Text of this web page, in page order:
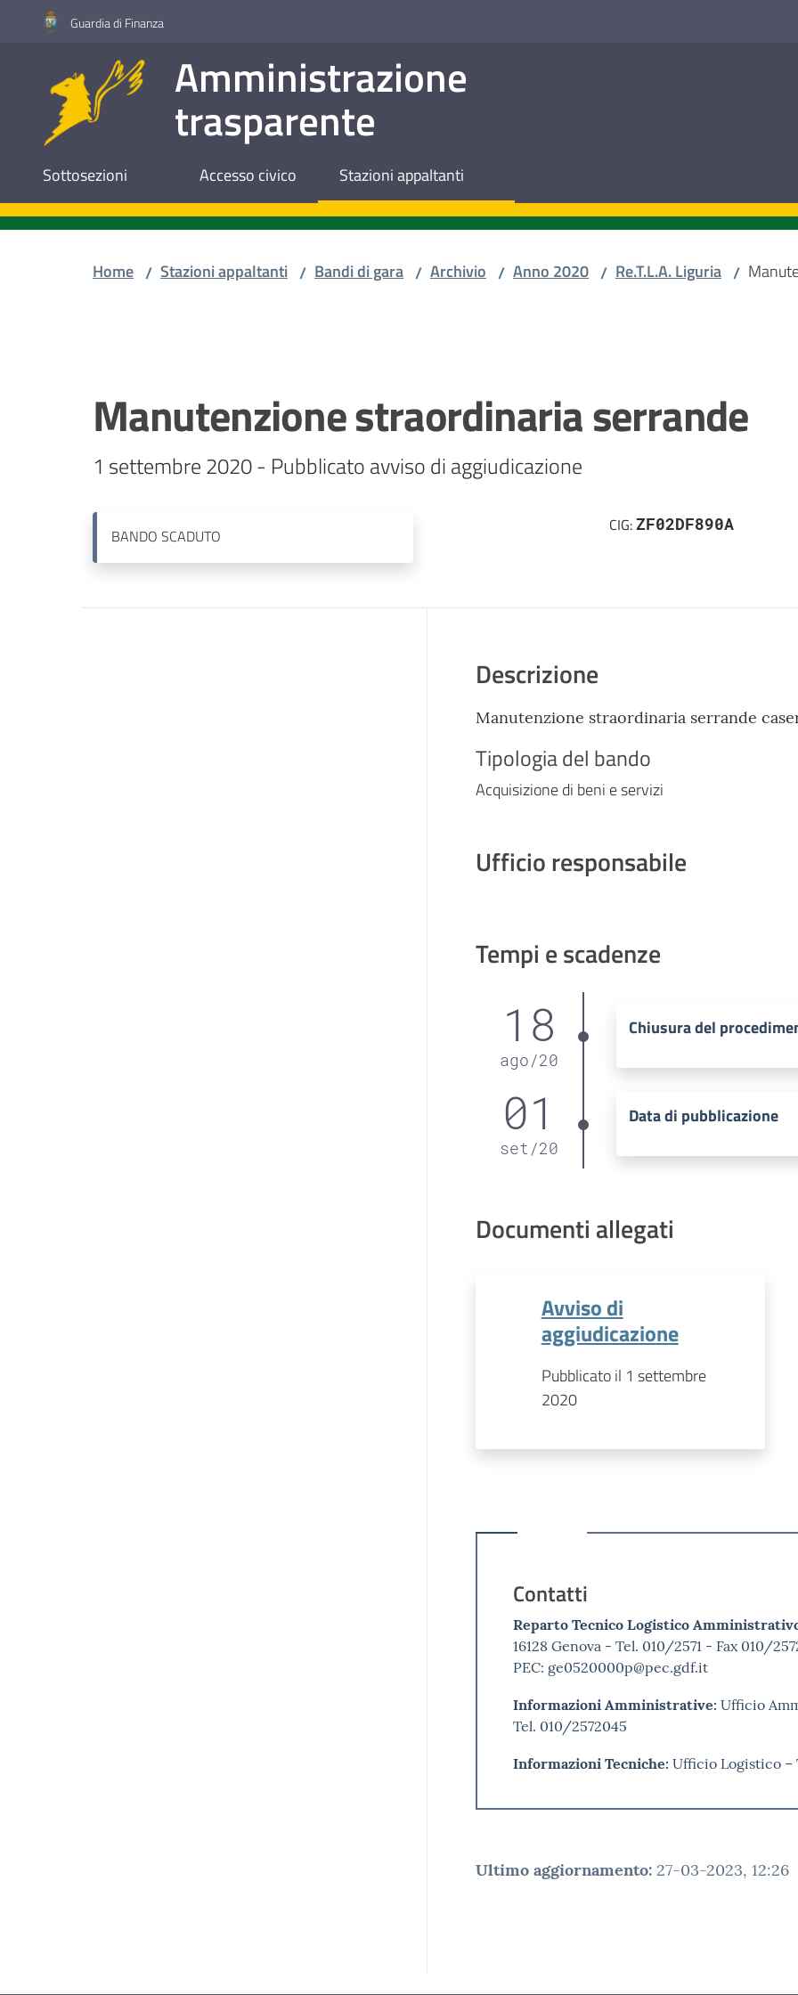
Vai al contenuto
Vai alla navigazione
Vai al footerGuardia di Finanza
Amministrazione
trasparente
Sottosezioni Accesso civico Stazioni appaltanti
Home / Stazioni appaltanti / Bandi di gara / Archivio / Anno 2020 / Re.T.L.A. Liguria /
Manutenzione straordinaria serrande
1 settembre 2020 - Pubblicato avviso di aggiudicazione
BANDO SCADUTO
CIG:ZF02DF890A
Descrizione
Manutenzione straordinaria serrande
Tipologia del bando
Acquisizione di beni e servizi
Ufficio responsabile
Tempi e scadenze
18
ago/20
Chiusura del
01
set /20
Data di pubblicazione
Documenti allegati
Avviso di
aggiudicazione
Pubblicato il 1 settembre
2020
Contatti
Reparto Tecnico Logistico
16128 Genova - Tel. 010/2571 - Fax 010/
PEC: ge0520000p@pec.gdf.it
Informazioni Amministrative: Ufficio
Tel. 010/2572045
Informazioni Tecniche: Ufficio Logistico –
Ultimo aggiornamento: 27-03-2023, 12:26